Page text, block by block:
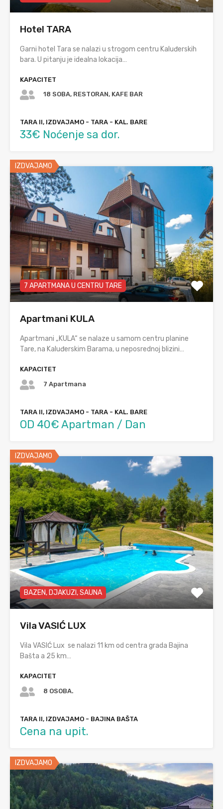
Hotel TARA
Garni hotel Tara se nalazi u strogom centru Kaluđerskih
bara. U pitanju je idealna lokacija…
KAPACITET
18 SOBA, RESTORAN, KAFE BAR
TARA II, IZDVAJAMO - TARA - KAL. BARE
33€ Noćenje sa dor.
IZDVAJAMO
7 APARTMANA U CENTRU TARE
Apartmani KULA
Apartmani „KULA“ se nalaze u samom centru planine
Tare, na Kaluđerskim Barama, u neposrednoj blizini…
KAPACITET
7 Apartmana
TARA II, IZDVAJAMO - TARA - KAL. BARE
OD 40€ Apartman / Dan
IZDVAJAMO
BAZEN, DJAKUZI, SAUNA
Vila VASIĆ LUX
Vila VASIĆ Lux se nalazi 11 km od centra grada Bajina
Bašta a 25 km…
KAPACITET
8 OSOBA.
TARA II, IZDVAJAMO - BAJINA BAŠTA
Cena na upit.
IZDVAJAMO